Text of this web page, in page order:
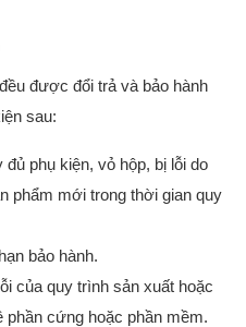
được đổi trả và bảo hành
sau:
phụ kiện, vỏ hộp, bị lỗi do
phẩm mới trong thời gian quy
bảo hành.
của quy trình sản xuất hoặc
cứng hoặc phần mềm.